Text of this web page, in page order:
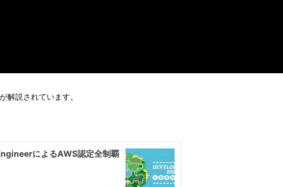
解説されています。